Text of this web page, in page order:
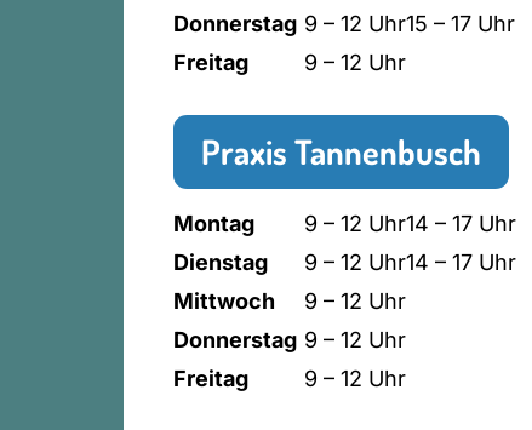
Donnerstag 9 – 12 Uhr15 – 17 Uhr
Freitag
9 – 12 Uhr
Praxis Tannenbusch
Montag 9 – 12 Uhr14 – 17 Uhr
Dienstag
9 – 12 Uhr14 – 17 Uhr
Mittwoch
9 – 12 Uhr
Donnerstag 9 – 12 Uhr
Freitag
9 – 12 Uhr